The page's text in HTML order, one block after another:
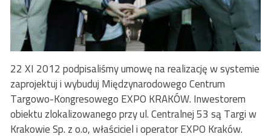
22 XI 2012 podpisaliśmy umowę na realizację w systemie
zaprojektuj i wybuduj Międzynarodowego Centrum
Targowo-Kongresowego EXPO KRAKÓW. Inwestorem
obiektu zlokalizowanego przy ul. Centralnej 53 są Targi w
Krakowie Sp. z o.o, właściciel i operator EXPO Kraków.